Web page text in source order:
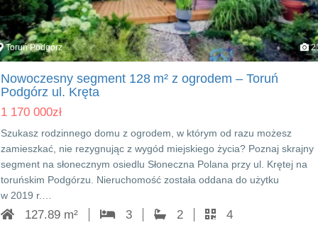
Toruń Podgórz
Nowoczesny segment 128 m² z ogrodem – Toruń
Podgórz ul. Kręta
1 170 000zł
Szukasz rodzinnego domu z ogrodem, w którym od razu możesz
zamieszkać, nie rezygnując z wygód miejskiego życia? Poznaj skrajny
segment na słonecznym osiedlu Słoneczna Polana przy ul. Krętej na
toruńskim Podgórzu. Nieruchomość została oddana do użytku
w 2019 r.…
127.89 m² 3 2 4